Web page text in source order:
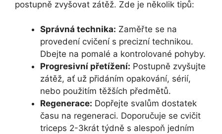
postupně zvyšovat zátěž. Zde je několik tipů:
Správná technika: Zaměřte se na
provedení cvičení s precizní technikou.
Dbejte na pomalé a kontrolované pohyby.
Progresivní přetížení: Postupně zvyšujte
zátěž, ať už přidáním opakování, sérií,
nebo použitím těžších předmětů.
Regenerace: Dopřejte svalům dostatek
času na regeneraci. Doporučuje se cvičit
triceps 2-3krát týdně s alespoň jedním